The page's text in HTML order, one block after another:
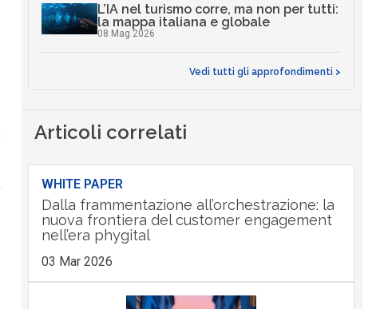
L’IA nel turismo corre, ma non per tutti:
la mappa italiana e globale
08 Mag 2026
Vedi tutti gli approfondimenti >
Articoli correlati
WHITE PAPER
Dalla frammentazione all’orchestrazione: la
nuova frontiera del customer engagement
nell’era phygital
03 Mar 2026